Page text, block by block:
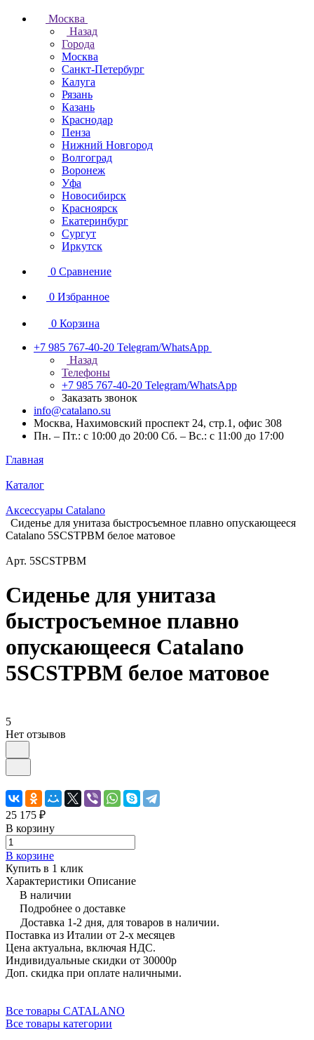
Москва
Назад
Города
Москва
Санкт-Петербург
Калуга
Рязань
Казань
Краснодар
Пенза
Нижний Новгород
Волгоград
Воронеж
Уфа
Новосибирск
Красноярск
Екатеринбург
Сургут
Иркутск
0 Сравнение
0 Избранное
0 Корзина
+7 985 767-40-20 Telegram/WhatsApp
Назад
Телефоны
+7 985 767-40-20 Telegram/WhatsApp
Заказать звонок
info@catalano.su
Москва, Нахимовский проспект 24, стр.1, офис 308
Пн. – Пт.: с 10:00 до 20:00 Сб. – Вс.: с 11:00 до 17:00
Главная
Каталог
Аксессуары Catalano
Сиденье для унитаза быстросъемное плавно опускающееся
Catalano 5SCSTPBM белое матовое
Арт. 5SCSTPBM
Сиденье для унитаза
быстросъемное плавно
опускающееся Catalano
5SCSTPBM белое матовое
5
Нет отзывов
25 175 ₽
В корзину
В корзине
Купить в 1 клик
Характеристики Описание
В наличии
Подробнее о доставке
Доставка 1-2 дня, для товаров в наличии.
Поставка из Италии от 2-х месяцев
Цена актуальна, включая НДС.
Индивидуальные скидки от 30000р
Доп. скидка при оплате наличными.
Все товары CATALANO
Все товары категории